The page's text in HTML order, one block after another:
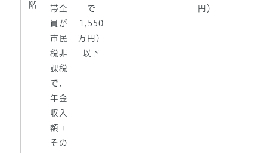
階
帯全
員が
市民
税非
課税
で、
年金
収入
額＋
その
で
1,550
万円）
以下
円）